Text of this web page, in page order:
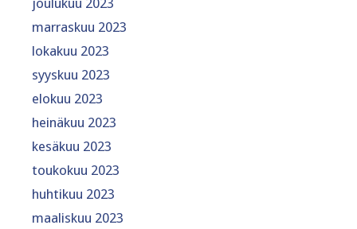
marraskuu 2023
lokakuu 2023
syyskuu 2023
elokuu 2023
heinäkuu 2023
kesäkuu 2023
toukokuu 2023
huhtikuu 2023
maaliskuu 2023